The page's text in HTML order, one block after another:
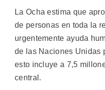
La Ocha estima que
de personas en toda la
urgentemente ayuda
de las Naciones Unidas
esto incluye a 7,5
central.